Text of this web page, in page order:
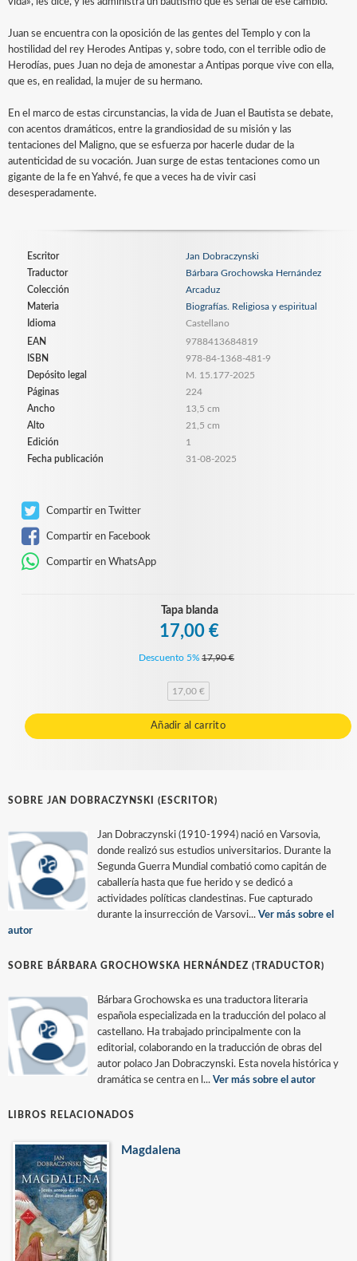
Juan se encuentra con la oposición de las gentes del Templo y con la
hostilidad del rey Herodes Antipas y, sobre todo, con el terrible odio de
Herodías, pues Juan no deja de amonestar a Antipas porque vive con ella,
que es, en realidad, la mujer de su hermano.
En el marco de estas circunstancias, la vida de Juan el Bautista se debate,
con acentos dramáticos, entre la grandiosidad de su misión y las
tentaciones del Maligno, que se esfuerza por hacerle dudar de la
autenticidad de su vocación. Juan surge de estas tentaciones como un
gigante de la fe en Yahvé, fe que a veces ha de vivir casi
desesperadamente.
Escritor
Jan Dobraczynski
Traductor
Bárbara Grochowska Hernández
Colección
Arcaduz
Materia
Biografías. Religiosa y espiritual
Idioma
Castellano
EAN
9788413684819
ISBN
978-84-1368-481-9
Depósito legal
M. 15.177-2025
Páginas
224
Ancho
13,5 cm
Alto
21,5 cm
Edición
1
Fecha publicación
31-08-2025
Compartir en Twitter
Compartir en Facebook
Compartir en WhatsApp
Tapa blanda
17,00 €
Descuento 5% 17,90 €
17,00 €
Añadir al carrito
SOBRE JAN DOBRACZYNSKI (ESCRITOR)
Jan Dobraczynski (1910-1994) nació en Varsovia,
donde realizó sus estudios universitarios. Durante la
Segunda Guerra Mundial combatió como capitán de
caballería hasta que fue herido y se dedicó a
actividades políticas clandestinas. Fue capturado
durante la insurrección de Varsovi... Ver más sobre el
autor
SOBRE BÁRBARA GROCHOWSKA HERNÁNDEZ (TRADUCTOR)
Bárbara Grochowska es una traductora literaria
española especializada en la traducción del polaco al
castellano. Ha trabajado principalmente con la
editorial, colaborando en la traducción de obras del
autor polaco Jan Dobraczynski. Esta novela histórica y
dramática se centra en l... Ver más sobre el autor
LIBROS RELACIONADOS
Magdalena